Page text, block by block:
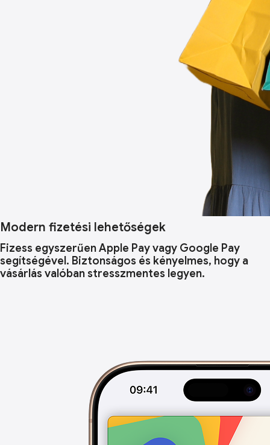
Modern fizetési lehetőségek
Fizess egyszerűen Apple Pay vagy Google Pay
segítségével. Biztonságos és kényelmes, hogy a
vásárlás valóban stresszmentes legyen.